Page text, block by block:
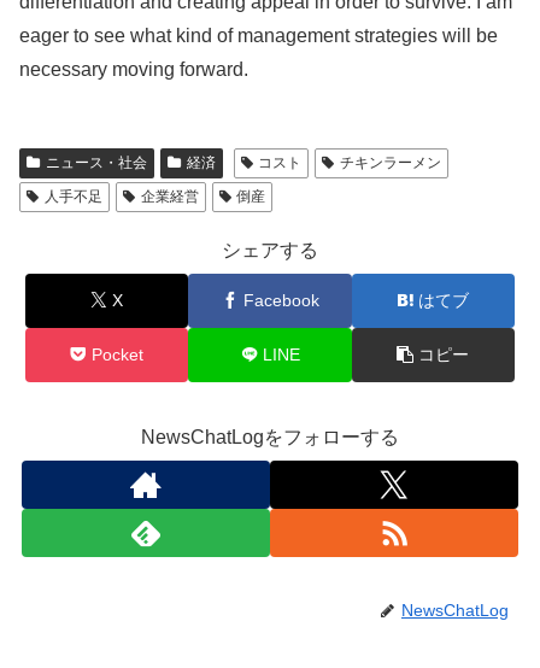
eager to see what kind of management strategies will be
necessary moving forward.
ニュース・社会 経済 コスト
チキンラーメン
人手不足
企業経営 倒産
シェアする
X Facebook はてブ
Pocket LINE コピー
NewsChatLogをフォローする
NewsChatLog